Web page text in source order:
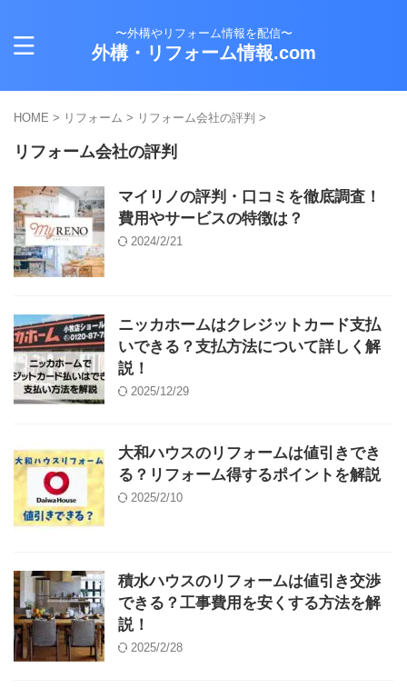
〜外構やリフォーム情報を配信〜
外構・リフォーム情報.com
HOME > リフォーム > リフォーム会社の評判 >
リフォーム会社の評判
マイリノの評判・口コミを徹底調査！
費用やサービスの特徴は？
2024/2/21
ニッカホームはクレジットカード支払
いできる？支払方法について詳しく解
説！
2025/12/29
大和ハウスのリフォームは値引きでき
る？リフォーム得するポイントを解説
2025/2/10
積水ハウスのリフォームは値引き交渉
できる？工事費用を安くする方法を解
説！
2025/2/28